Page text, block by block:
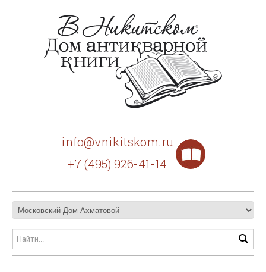
info@vnikitskom.ru
+7 (495) 926-41-14